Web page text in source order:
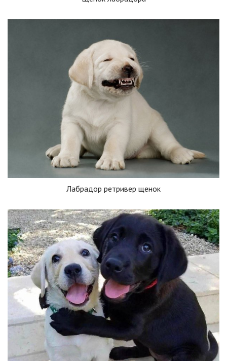
Лабрадор ретривер щенок